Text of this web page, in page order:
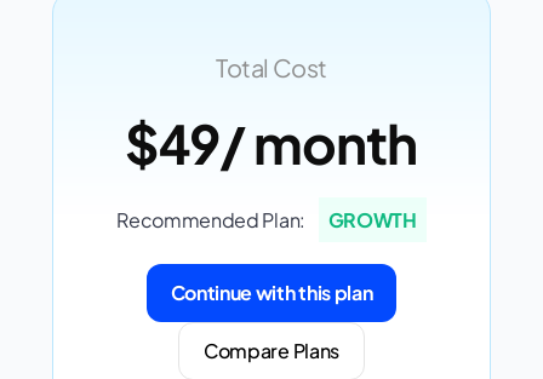
Total Cost
$49/ month
Recommended Plan: GROWTH
Continue with this plan
Compare Plans